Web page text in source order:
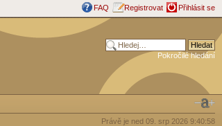
FAQ Registrovat Přihlásit se
Pokročilé hledání
Právě je ned 09. srp 2026 9:40:58